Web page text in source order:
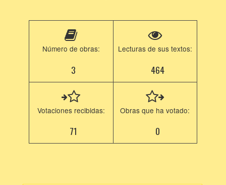
Número de obras:
3
Lecturas de sus textos:
464
Votaciones recibidas:
71
Obras que ha votado:
0